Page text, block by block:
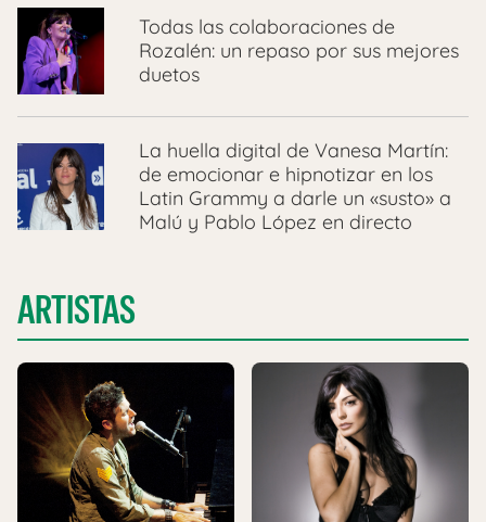
Todas las colaboraciones de
Rozalén: un repaso por sus mejores
duetos
La huella digital de Vanesa Martín:
de emocionar e hipnotizar en los
Latin Grammy a darle un «susto» a
Malú y Pablo López en directo
ARTISTAS